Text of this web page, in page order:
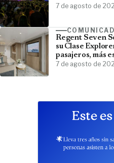
7 de agosto de
Regent Seven
su Clase
pasajeros, más
7 de agosto de